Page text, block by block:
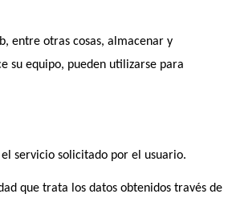
entre otras cosas, almacenar y
su equipo, pueden utilizarse para
servicio solicitado por el usuario.
que trata los datos obtenidos través de